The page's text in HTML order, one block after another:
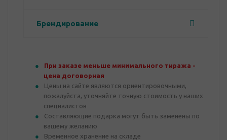
Брендирование
При заказе меньше минимального тиража -
цена договорная
Цены на сайте являются ориентировочными,
пожалуйста, уточняйте точную стоимость у наших
специалистов
Составляющие подарка могут быть заменены по
вашему желанию
Временное хранение на складе